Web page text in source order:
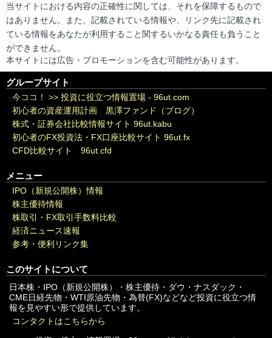
当サイトにおける内容の正確性に関しては、それを保障するもので
はありません。また、記載されている情報や、リンク先に記載され
ている情報をあなたが利用すること関するいかなる責任も負うこと
ができません。
本サイトには広告・プロモーションを含む可能性があります。
グループサイト
今ココ！ >> 投資に役立つ情報置場 - 96ut.com
初心者の資産運用計画 黒澤ファンド（ブログ）
株式・証券会社比較情報サイト 96ut.kabu
初心者のFX投資法・FX口座比較サイト 96ut.fx
CFD比較サイト 96ut.cfd
メニュー
IPO（新規公開株）情報
株主優待情報
株取引・FX取引手数料比較
経済ニュース速報
参考・便利リンク集
このサイトについて
日本株・IPO（新規公開株）・株主優待・ダウ・ナスダック・
CME日経先物・WTI原油先物・為替(FX)などなど投資に役立つ情
報を見やすい形で提供しています。
コンタクトはこちらから